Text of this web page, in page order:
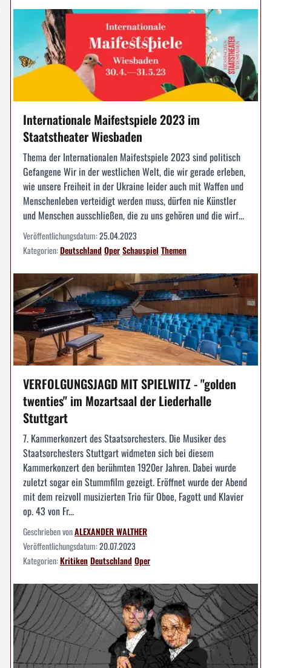
Internationale Maifestspiele 2023 im
Staatstheater Wiesbaden
Thema der Internationalen Maifestspiele 2023 sind politisch
Gefangene Wir in der westlichen Welt, die wir gerade erleben,
wie unsere Freiheit in der Ukraine leider auch mit Waffen und
Menschenleben verteidigt werden muss, dürfen nie Künstler
und Menschen ausschließen, die zu uns gehören und die wirf...
Veröffentlichungsdatum:25.04.2023
Kategorien:DeutschlandOperSchauspiel Themen
VERFOLGUNGSJAGD MIT SPIELWITZ - "golden
twenties" im Mozartsaal der Liederhalle
Stuttgart
7. Kammerkonzert des Staatsorchesters. Die Musiker des
Staatsorchesters Stuttgart widmeten sich bei diesem
Kammerkonzert den berühmten 1920er Jahren. Dabei wurde
zuletzt sogar ein Stummfilm gezeigt. Eröffnet wurde der Abend
mit dem reizvoll musizierten Trio für Oboe, Fagott und Klavier
op. 43 von Fr...
Geschrieben vonALEXANDER WALTHER
Veröffentlichungsdatum:20.07.2023
Kategorien:KritikenDeutschlandOper